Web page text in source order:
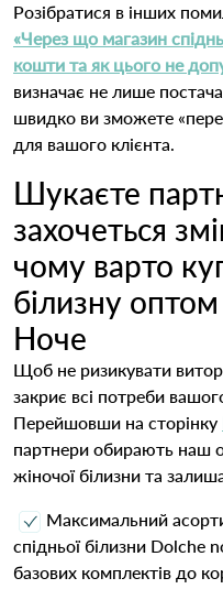
Розібратися в інших
«Через що магазин
кошти та як цього не
визначає не лише
швидко ви зможете
для вашого клієнта.
Шукаєте
захочеться
чому варто
білизну
Ноче
Щоб не ризикувати
закриє всі потреби
Перейшовши на сторінку
партнери обирають наш
жіночої білизни та
Максимальний
спідньої білизни Dolche
базових комплектів до